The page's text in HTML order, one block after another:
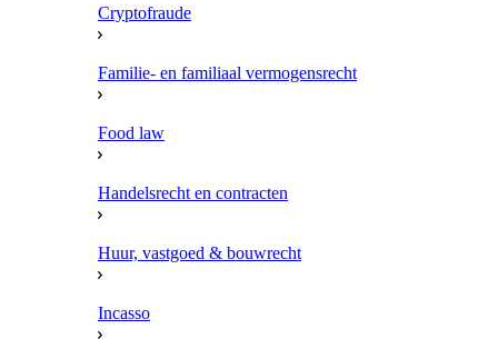
Cryptofraude
Familie- en familiaal vermogensrecht
Food law
Handelsrecht en contracten
Huur, vastgoed & bouwrecht
Incasso